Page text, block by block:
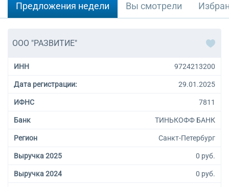
Предложения недели Вы смотрели
ООО "РАЗВИТИЕ"
ИНН 9724213200
Дата регистрации: 29.01.2025
ИФНС 7811
Банк ТИНЬКОФФ БАНК
Регион Санкт-Петербург
Выручка 2025 0 руб.
Выручка 2024 0 руб.